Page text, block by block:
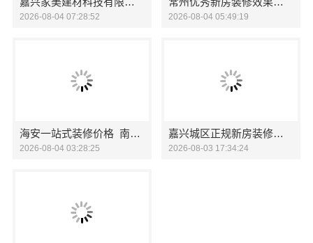
2026-08-04 07:28:52 2026-08-04 05:49:19
海安一站式装修价格_南通宏域全宅装饰建材有限公司
2026-08-04 03:28:25
嘉兴城区正规新房装修收费-嘉兴美居乐建材科技有限公司
2026-08-03 17:34:24